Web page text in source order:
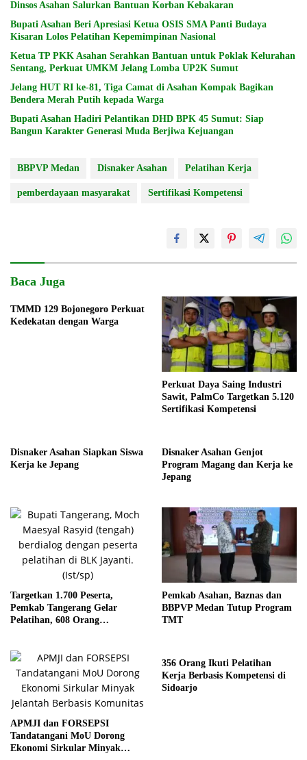
Dinsos Asahan Salurkan Bantuan Korban Kebakaran
Bupati Asahan Beri Apresiasi Ketua OSIS SMA Panti Budaya
Kisaran Lolos Pelatihan Kepemimpinan Nasional
Ketua TP PKK Asahan Serahkan Bantuan untuk Poklak Kelurahan
Sentang, Perkuat UMKM Jelang Lomba UP2K Sumut
Jelang HUT RI ke-81, Tiga Camat di Asahan Kompak Bagikan
Bendera Merah Putih kepada Warga
Bupati Asahan Hadiri Pelantikan DHD BPK 45 Sumut: Siap
Bangun Karakter Generasi Muda Berjiwa Kejuangan
BBPVP Medan Disnaker Asahan Pelatihan Kerja
pemberdayaan masyarakat Sertifikasi Kompetensi
Baca Juga
TMMD 129 Bojonegoro Perkuat
Kedekatan dengan Warga
Perkuat Daya Saing Industri
Sawit, PalmCo Targetkan 5.120
Sertifikasi Kompetensi
Disnaker Asahan Siapkan Siswa
Kerja ke Jepang
Disnaker Asahan Genjot
Program Magang dan Kerja ke
Jepang
Targetkan 1.700 Peserta,
Pemkab Tangerang Gelar
Pelatihan, 608 Orang
Pemkab Asahan, Baznas dan
BBPVP Medan Tutup Program
TMT
APMJI dan FORSEPSI
Tandatangani MoU Dorong
Ekonomi Sirkular Minyak
356 Orang Ikuti Pelatihan
Kerja Berbasis Kompetensi di
Sidoarjo